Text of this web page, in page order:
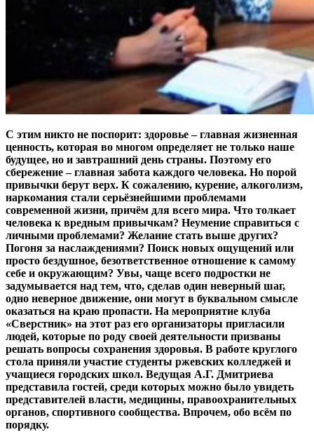
С этим никто не поспорит: здоровье – главная жизненная
ценность, которая во многом определяет не только наше
будущее, но и завтрашний день страны. Поэтому его
сбережение – главная забота каждого человека. Но порой
привычки берут верх. К сожалению, курение, алкоголизм,
наркомания стали серьёзнейшими проблемами
современной жизни, причём для всего мира. Что толкает
человека к вредным привычкам? Неумение справиться с
личными проблемами? Желание стать выше других?
Погоня за наслаждениями? Поиск новых ощущений или
просто бездушное, безответственное отношение к самому
себе и окружающим? Увы, чаще всего подростки не
задумывается над тем, что, сделав один неверный шаг,
одно неверное движение, они могут в буквальном смысле
оказаться на краю пропасти. На мероприятие клуба
«Сверстник» на этот раз его организаторы пригласили
людей, которые по роду своей деятельности призваны
решать вопросы сохранения здоровья. В работе круглого
стола приняли участие студенты ржевских колледжей и
учащиеся городских школ. Ведущая А.Г. Дмитриева
представила гостей, среди которых можно было увидеть
представителей власти, медицины, правоохранительных
органов, спортивного сообщества. Впрочем, обо всём по
порядку.